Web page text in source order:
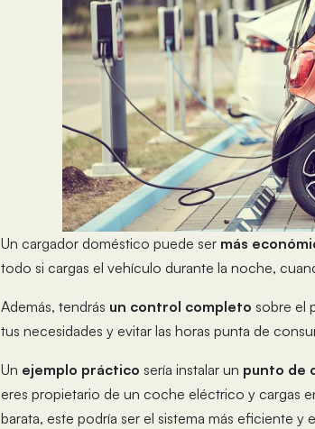
Un cargador doméstico puede ser más
todo si cargas el vehículo durante la noche,
Además, tendrás un control completo sobre el
tus necesidades y evitar las horas punta de
Un ejemplo práctico sería instalar un punto de
eres propietario de un coche eléctrico y cargas
barata, este podría ser el sistema más eficiente y